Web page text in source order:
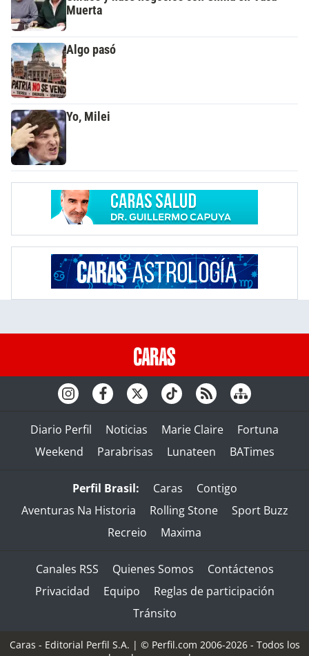
Muerta
Algo pasó
Yo, Milei
Diario Perfil Noticias Marie Claire
Fortuna
Weekend
Parabrisas Lunateen BATimes
Perfil Brasil: Caras
Contigo
Aventuras Na Historia
Rolling Stone
Sport Buzz
Recreio
Maxima
Canales RSS Quienes Somos
Contáctenos
Privacidad
Equipo
Reglas de participación
Tránsito
Caras - Editorial Perfil S.A. | © Perfil.com 2006-2026 - Todos los